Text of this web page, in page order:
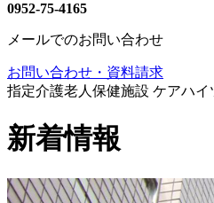
0952-75-4165
メールでのお問い合わせ
お問い合わせ・資料請求
指定介護老人保健施設 ケアハイ
新着情報